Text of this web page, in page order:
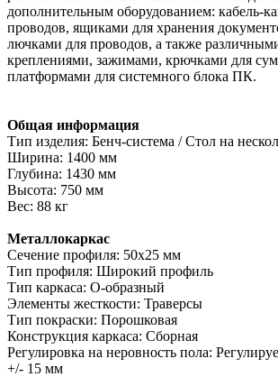
дополнительным оборудованием: кабель-
проводов, ящиками для хранения
лючками для проводов, а также
креплениями, зажимами, крючками для
платформами для системного блока ПК.
Общая информация
Тип изделия: Бенч-система / Стол на
Ширина: 1400 мм
Глубина: 1430 мм
Высота: 750 мм
Вес: 88 кг
Металлокаркас
Сечение профиля: 50х25 мм
Тип профиля: Широкий профиль
Тип каркаса: О-образный
Элементы жесткости: Траверсы
Тип покраски: Порошковая
Конструкция каркаса: Сборная
Регулировка на неровность пола:
+/- 15 мм